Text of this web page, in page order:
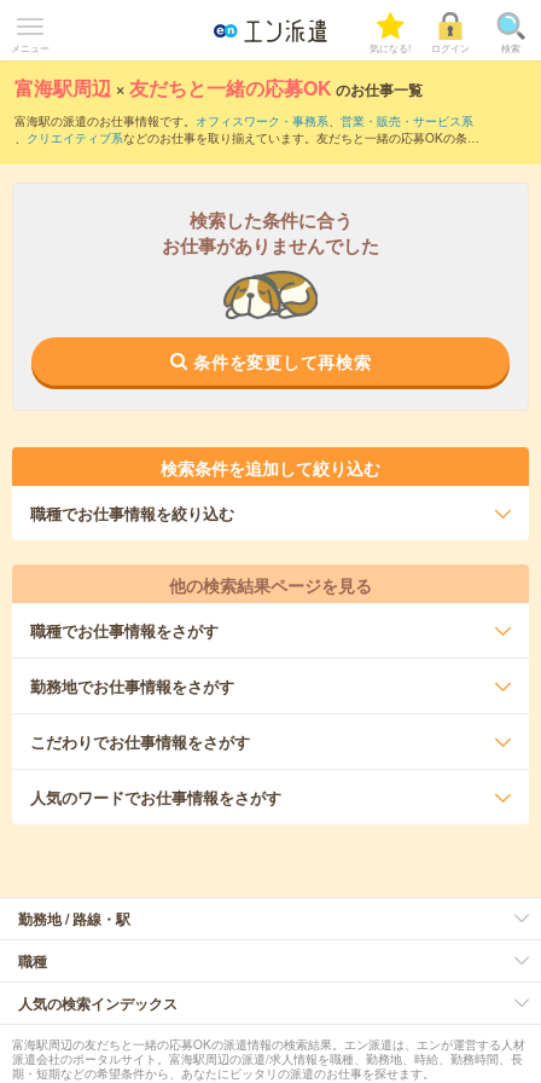
メニュー 気になる! ログイン 検索
富海駅周辺 ×友だちと一緒の応募OK のお仕事一覧
富海駅の派遣のお仕事情報です。 オフィスワーク・事務系、 営業・販売・サービス系
、 クリエイティブ系などのお仕事を取り揃えています。友だちと一緒の応募OKの条件
検索した条件に合う
お仕事がありませんでした
条件を変更して再検索
検索条件を追加して絞り込む
職種でお仕事情報を絞り込む
他の検索結果ページを見る
職種でお仕事情報をさがす
勤務地でお仕事情報をさがす
こだわりでお仕事情報をさがす
人気のワードでお仕事情報をさがす
勤務地 / 路線・駅
職種
人気の検索インデックス
富海駅周辺の友だちと一緒の応募OKの派遣情報の検索結果。エン派遣は、エンが運営する人材
派遣会社のポータルサイト。富海駅周辺の派遣/求人情報を職種、勤務地、時給、勤務時間、長
期・短期などの希望条件から、あなたにピッタリの派遣のお仕事を探せます。